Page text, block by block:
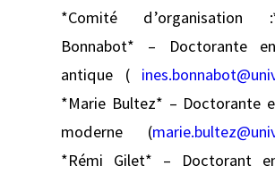
*Comité d’organisation
Bonnabot* – Doctorante
antique (
*Marie Bultez* – Doctorante
moderne (
*Rémi Gilet* – Doctorant